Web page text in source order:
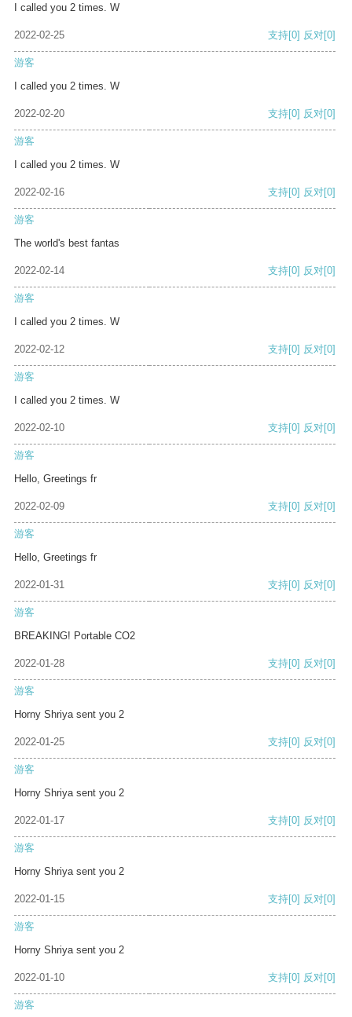
I called you 2 times. W
2022-02-25 支持[0] 反对[0]
游客
I called you 2 times. W
2022-02-20 支持[0] 反对[0]
游客
I called you 2 times. W
2022-02-16 支持[0] 反对[0]
游客
The world's best fantas
2022-02-14 支持[0] 反对[0]
游客
I called you 2 times. W
2022-02-12 支持[0] 反对[0]
游客
I called you 2 times. W
2022-02-10 支持[0] 反对[0]
游客
Hello, Greetings fr
2022-02-09 支持[0] 反对[0]
游客
Hello, Greetings fr
2022-01-31 支持[0] 反对[0]
游客
BREAKING! Portable CO2
2022-01-28 支持[0] 反对[0]
游客
Horny Shriya sent you 2
2022-01-25 支持[0] 反对[0]
游客
Horny Shriya sent you 2
2022-01-17 支持[0] 反对[0]
游客
Horny Shriya sent you 2
2022-01-15 支持[0] 反对[0]
游客
Horny Shriya sent you 2
2022-01-10 支持[0] 反对[0]
游客